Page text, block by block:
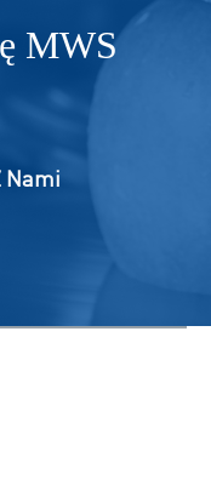
MWS
Nami